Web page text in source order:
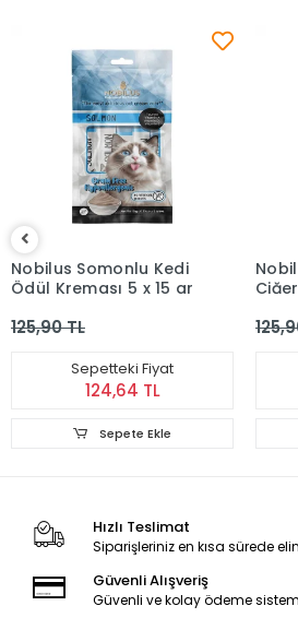
Nobilus Somonlu Kedi
Ödül Kreması 5 x 15 gr
125,90 TL
Sepetteki Fiyat
124,64 TL
Sepete Ekle
Hızlı Teslimat
Siparişleriniz en kısa sürede
Güvenli Alışveriş
Güvenli ve kolay ödeme